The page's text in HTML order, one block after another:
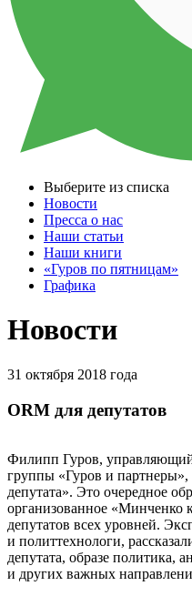
Выберите из списка
Новости
Пресса о нас
Наши статьи
Наши книги
«Гуров по пятницам»
Графика
Новости
31 октября 2018 года
ORM для депутатов
Филипп Гуров,
группы «Гуров и
депутата». Это очередное
организованное «Минченко
депутатов всех уровней.
и политтехнологи,
депутата, образе политика,
и других важных